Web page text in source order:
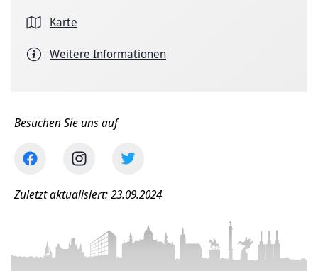
Karte
Weitere Informationen
Besuchen Sie uns auf
Zuletzt aktualisiert: 23.09.2024